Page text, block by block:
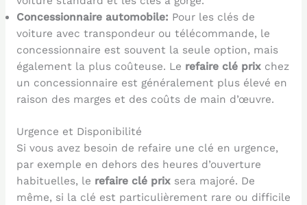
Concessionnaire automobile: Pour les clés de
voiture avec transpondeur ou télécommande, le
concessionnaire est souvent la seule option, mais
également la plus coûteuse. Le refaire clé prixchez
un concessionnaire est généralement plus élevé en
raison des marges et des coûts de main d’œuvre.
Urgence et Disponibilité
Si vous avez besoin de refaire une clé en urgence,
par exemple en dehors des heures d’ouverture
habituelles, le refaire clé prixsera majoré. De
même, si la clé est particulièrement rare ou difficile